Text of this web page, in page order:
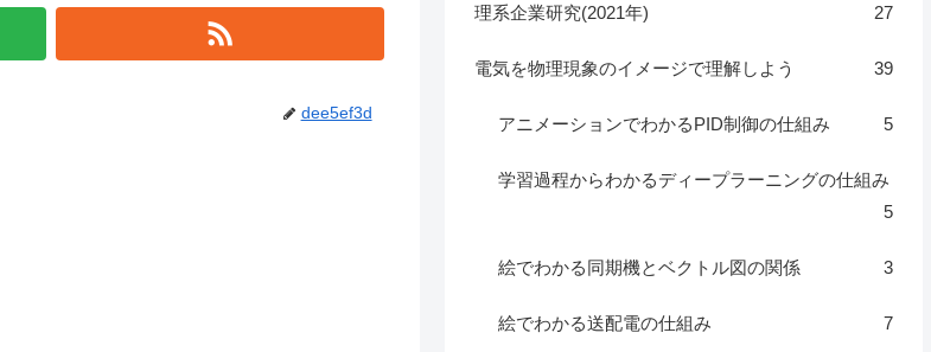
dee5ef3d
理系企業研究(2021年) 27
電気を物理現象のイメージで理解しよう 39
アニメーションでわかるPID制御の仕組み 5
学習過程からわかるディープラーニングの仕組み
5
絵でわかる同期機とベクトル図の関係 3
絵でわかる送配電の仕組み 7